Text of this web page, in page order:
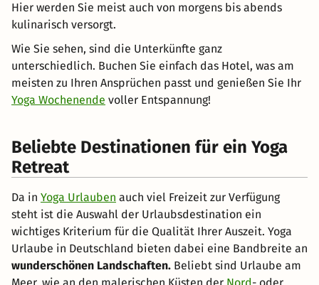
Hier werden Sie meist auch von morgens bis abends
kulinarisch versorgt.
Wie Sie sehen, sind die Unterkünfte ganz
unterschiedlich. Buchen Sie einfach das Hotel, was am
meisten zu Ihren Ansprüchen passt und genießen Sie Ihr
Yoga Wochenende voller Entspannung!
Beliebte Destinationen für ein Yoga
Retreat
Da in Yoga Urlauben auch viel Freizeit zur Verfügung
steht ist die Auswahl der Urlaubsdestination ein
wichtiges Kriterium für die Qualität Ihrer Auszeit. Yoga
Urlaube in Deutschland bieten dabei eine Bandbreite an
wunderschönen Landschaften. Beliebt sind Urlaube am